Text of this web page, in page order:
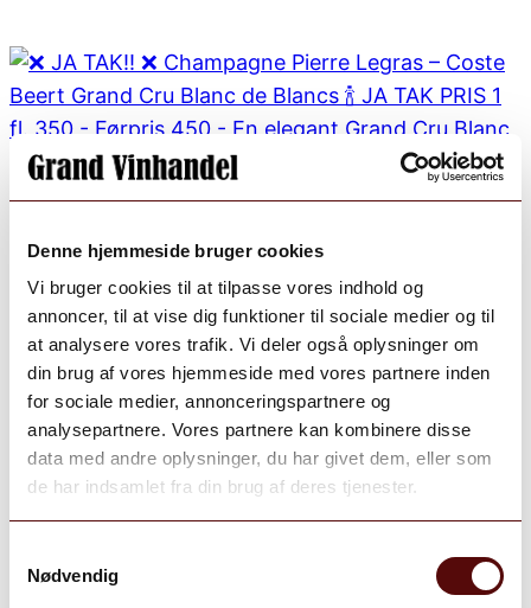
Denne hjemmeside bruger cookies
Vi bruger cookies til at tilpasse vores indhold og
annoncer, til at vise dig funktioner til sociale medier og til
at analysere vores trafik. Vi deler også oplysninger om
din brug af vores hjemmeside med vores partnere inden
for sociale medier, annonceringspartnere og
analysepartnere. Vores partnere kan kombinere disse
data med andre oplysninger, du har givet dem, eller som
de har indsamlet fra din brug af deres tjenester.
Nødvendig